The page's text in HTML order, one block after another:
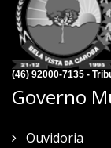
(46) 92000-7135 -
Governo
Ouvidoria